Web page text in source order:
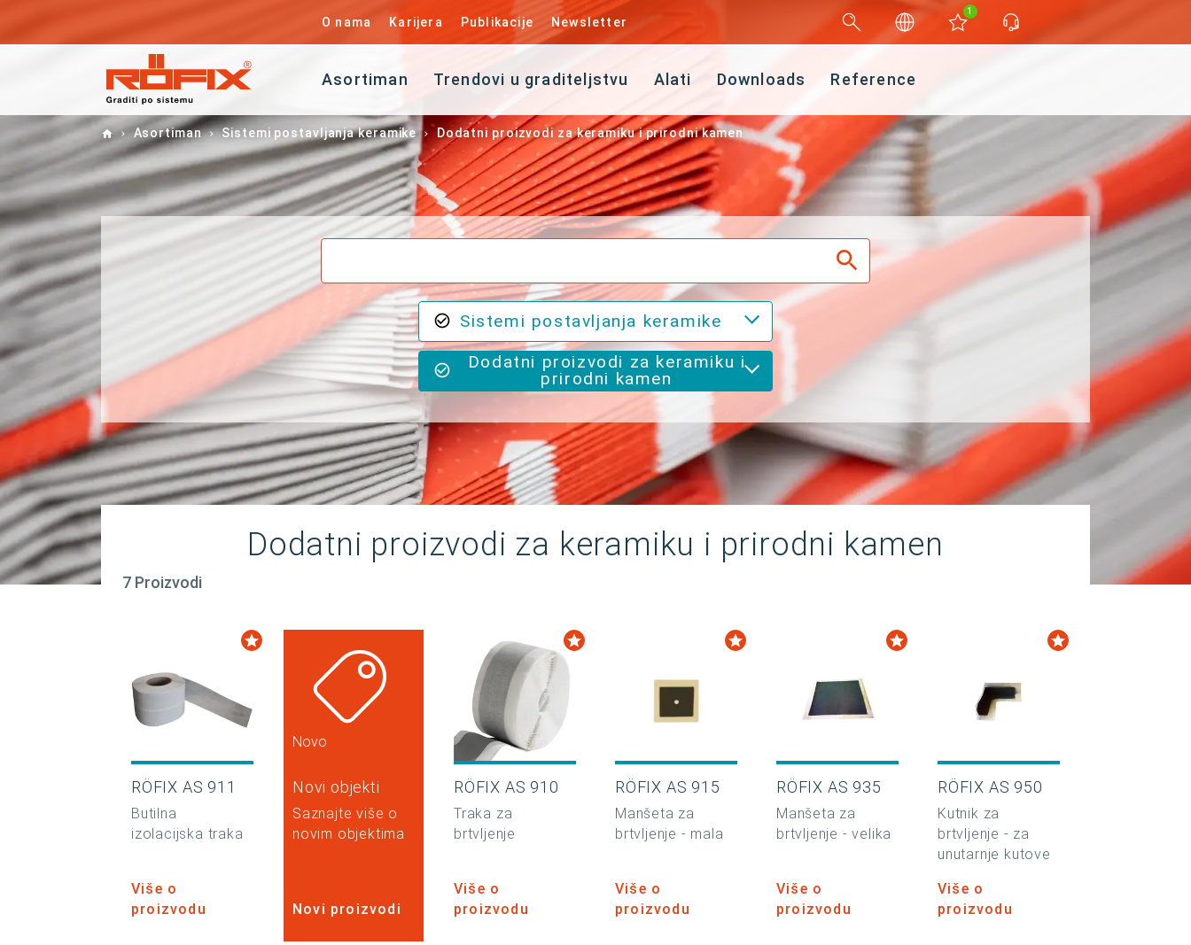
O nama Karijera Publikacije Newsletter
1
Asortiman Trendovi u graditeljstvu Alati Downloads Reference
HomeAsortiman Sistemi postavljanja keramike Dodatni proizvodi za keramiku i prirodni kamen
Sistemi postavljanja keramike
Dodatni proizvodi za keramiku i
prirodni kamen
Dodatni proizvodi za keramiku i prirodni kamen
7 Proizvodi
RÖFIX AS 911
Butilna
izolacijska traka
Više o
proizvodu
Novo
Novi objekti
Saznajte više o
novim objektima
Novi proizvodi
RÖFIX AS 910
Traka za
brtvljenje
Više o
proizvodu
RÖFIX AS 915
Manšeta za
brtvljenje - mala
Više o
proizvodu
RÖFIX AS 935
Manšeta za
brtvljenje - velika
Više o
proizvodu
RÖFIX AS 950
Kutnik za
brtvljenje - za
unutarnje kutove
Više o
proizvodu